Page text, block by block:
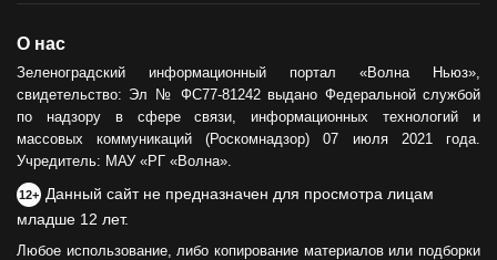
О нас
Зеленоградский информационный портал «Волна Ньюз»,
свидетельство: Эл № ФС77-81242 выдано Федеральной службой
по надзору в сфере связи, информационных технологий и
массовых коммуникаций (Роскомнадзор) 07 июля 2021 года.
Учредитель: МАУ «РГ «Волна».
12+ Данный сайт не предназначен для просмотра лицам
младше 12 лет.
Любое использование, либо копирование материалов или подборки